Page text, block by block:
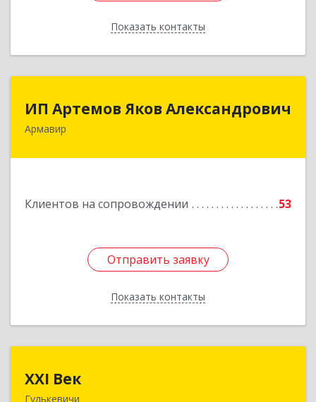
Показать контакты
Назад
ИП Артемов Яков Александрович
Армавир
Клиентов на сопровождении 53
Отправить заявку
Показать контакты
Отправить заявку
Назад
XXI Век
Гулькевичи